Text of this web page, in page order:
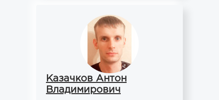
Казачков Антон
Владимирович